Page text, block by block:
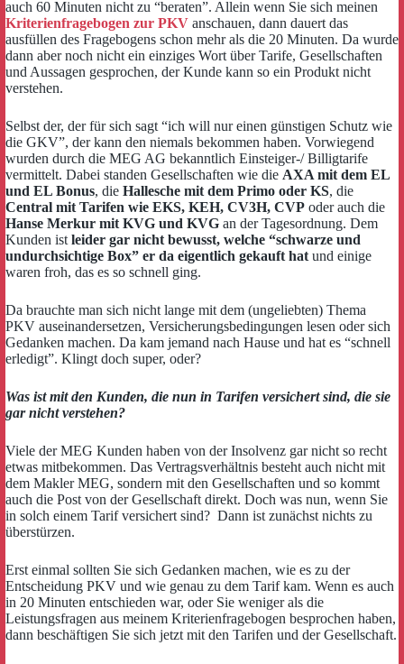
auch 60 Minuten nicht zu “beraten”. Allein wenn Sie sich meinen
Kriterienfragebogen zur PKV anschauen, dann dauert das
ausfüllen des Fragebogens schon mehr als die 20 Minuten. Da wurde
dann aber noch nicht ein einziges Wort über Tarife, Gesellschaften
und Aussagen gesprochen, der Kunde kann so ein Produkt nicht
verstehen.
Selbst der, der für sich sagt “ich will nur einen günstigen Schutz wie
die GKV”, der kann den niemals bekommen haben. Vorwiegend
wurden durch die MEG AG bekanntlich Einsteiger-/ Billigtarife
vermittelt. Dabei standen Gesellschaften wie die AXA mit dem EL
und EL Bonus, die Hallesche mit dem Primo oder KS, die
Central mit Tarifen wie EKS, KEH, CV3H, CVP oder auch die
Hanse Merkur mit KVG und KVG an der Tagesordnung. Dem
Kunden ist leider gar nicht bewusst, welche “schwarze und
undurchsichtige Box” er da eigentlich gekauft hat und einige
waren froh, das es so schnell ging.
Da brauchte man sich nicht lange mit dem (ungeliebten) Thema
PKV auseinandersetzen, Versicherungsbedingungen lesen oder sich
Gedanken machen. Da kam jemand nach Hause und hat es “schnell
erledigt”. Klingt doch super, oder?
Was ist mit den Kunden, die nun in Tarifen versichert sind, die sie
gar nicht verstehen?
Viele der MEG Kunden haben von der Insolvenz gar nicht so recht
etwas mitbekommen. Das Vertragsverhältnis besteht auch nicht mit
dem Makler MEG, sondern mit den Gesellschaften und so kommt
auch die Post von der Gesellschaft direkt. Doch was nun, wenn Sie
in solch einem Tarif versichert sind? Dann ist zunächst nichts zu
überstürzen.
Erst einmal sollten Sie sich Gedanken machen, wie es zu der
Entscheidung PKV und wie genau zu dem Tarif kam. Wenn es auch
in 20 Minuten entschieden war, oder Sie weniger als die
Leistungsfragen aus meinem Kriterienfragebogen besprochen haben,
dann beschäftigen Sie sich jetzt mit den Tarifen und der Gesellschaft.